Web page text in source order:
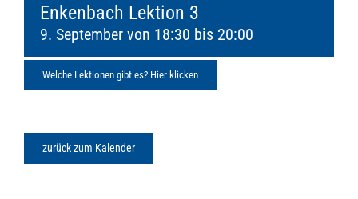
Enkenbach Lektion 3
9. September von 18:30 bis 20:00
Welche Lektionen gibt es? Hier klicken
zurück zum Kalender